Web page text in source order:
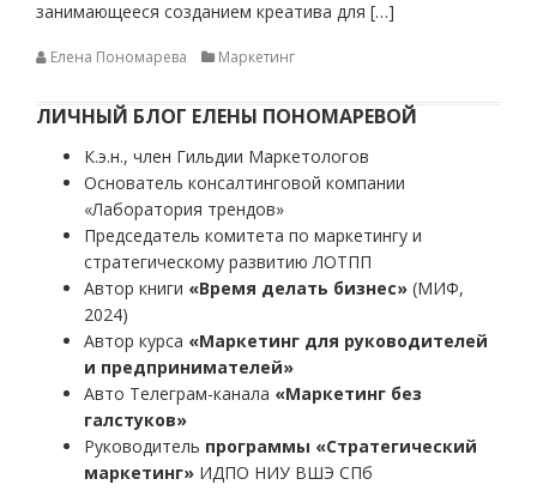
занимающееся созданием креатива для […]
Елена Пономарева Маркетинг
ЛИЧНЫЙ БЛОГ ЕЛЕНЫ ПОНОМАРЕВОЙ
К.э.н., член Гильдии Маркетологов
Основатель консалтинговой компании
«Лаборатория трендов»
Председатель комитета по маркетингу и
стратегическому развитию ЛОТПП
Автор книги «Время делать бизнес» (МИФ,
2024)
Автор курса «Маркетинг для руководителей
и предпринимателей»
Авто Телеграм-канала «Маркетинг без
галстуков»
Руководитель программы «Стратегический
маркетинг» ИДПО НИУ ВШЭ СПб